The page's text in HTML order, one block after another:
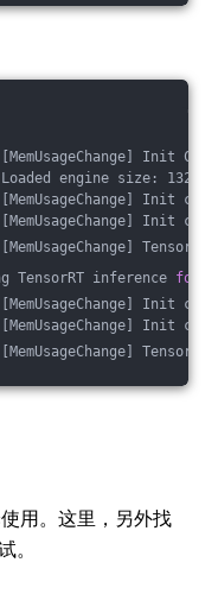
Init CUDA:
engine size: 132
Init
Init
TensorRT inference for
Init
Init
用。这里，另外找
。